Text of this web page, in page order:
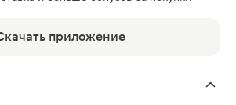
приложение